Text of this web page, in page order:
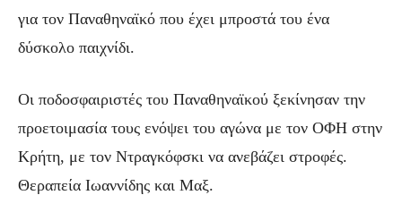
για τον Παναθηναϊκό που έχει μπροστά του ένα
δύσκολο παιχνίδι.
Οι ποδοσφαιριστές του Παναθηναϊκού ξεκίνησαν την
προετοιμασία τους ενόψει του αγώνα με τον ΟΦΗ στην
Κρήτη, με τον Ντραγκόφσκι να ανεβάζει στροφές.
Θεραπεία Ιωαννίδης και Μαξ.